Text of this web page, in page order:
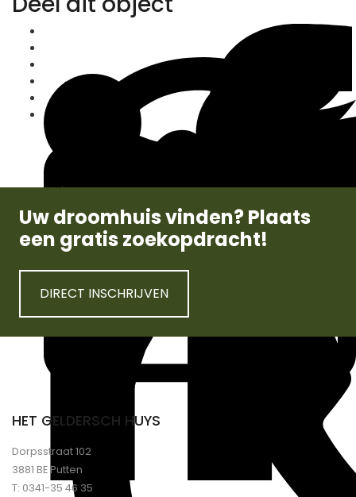
Uw droomhuis vinden? Plaats
een gratis zoekopdracht!
DIRECT INSCHRIJVEN
HET GELDERSCH HUYS
Dorpsstraat 102
3881 BE Putten
T: 0341-35 46 35